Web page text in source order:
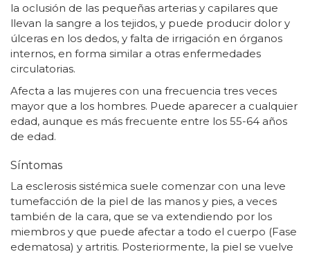
la oclusión de las pequeñas arterias y capilares que
llevan la sangre a los tejidos, y puede producir dolor y
úlceras en los dedos, y falta de irrigación en órganos
internos, en forma similar a otras enfermedades
circulatorias.
Afecta a las mujeres con una frecuencia tres veces
mayor que a los hombres. Puede aparecer a cualquier
edad, aunque es más frecuente entre los 55-64 años
de edad.
Síntomas
La esclerosis sistémica suele comenzar con una leve
tumefacción de la piel de las manos y pies, a veces
también de la cara, que se va extendiendo por los
miembros y que puede afectar a todo el cuerpo (Fase
edematosa) y artritis. Posteriormente, la piel se vuelve